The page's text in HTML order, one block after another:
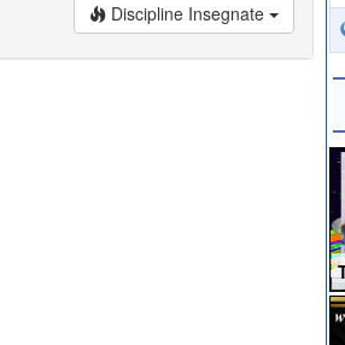
Discipline Insegnate